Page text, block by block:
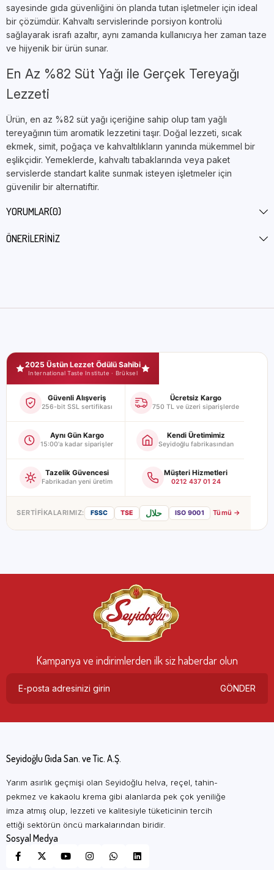
sayesinde gıda güvenliğini ön planda tutan işletmeler için ideal
bir çözümdür. Kahvaltı servislerinde porsiyon kontrolü
sağlayarak israfı azaltır, aynı zamanda kullanıcıya her zaman taze
ve hijyenik bir ürün sunar.
En Az %82 Süt Yağı ile Gerçek Tereyağı
Lezzeti
Ürün, en az %82 süt yağı içeriğine sahip olup tam yağlı
tereyağının tüm aromatik lezzetini taşır. Doğal lezzeti, sıcak
ekmek, simit, poğaça ve kahvaltılıkların yanında mükemmel bir
eşlikçidir. Yemeklerde, kahvaltı tabaklarında veya paket
servislerde standart kalite sunmak isteyen işletmeler için
güvenilir bir alternatiftir.
İşletmeler İçin Ekonomik ve Kullanışlı
Ambalaj
maksimum hijyen sunar.
Kahvaltı tabağı ve serpme kahvaltı servisleri
Otel açık büfe sunumları
Kafe ve restoran paket servisleri
Seyidoğlu’nun yıllardır süregelen kalite standartlarıyla üretilen bu
işletmelerin hem de bireysel tüketicilerin beklentilerini karşılar.
YORUMLAR(0)
ÖNERILERINIZ
Seyidoğlu Mağaza Güvence ve Sertifikalar
2025 Üstün Lezzet Ödülü Sahibi
International Taste Institute · Brüksel
Güvenli Alışveriş
256-bit SSL sertifikası
Ücretsiz Kargo
750 TL ve üzeri siparişlerde
Aynı Gün Kargo
15:00'a kadar siparişler
Kendi Üretimimiz
Seyidoğlu fabrikasından
Tazelik Güvencesi
Fabrikadan yeni üretim
Müşteri Hizmetleri
0212 437 01 24
SERTIFIKALARIMIZ: FSSC TSE حلال ISO 9001 Tümü →
Kampanya ve indirimlerden ilk siz haberdar olun
GÖNDER
Seyidoğlu Gıda San. ve Tic. A.Ş.
Yarım asırlık geçmişi olan Seyidoğlu helva, reçel, tahin-
pekmez ve kakaolu krema gibi alanlarda pek çok yeniliğe
imza atmış olup, lezzeti ve kalitesiyle tüketicinin tercih
ettiği sektörün öncü markalarından biridir.
Sosyal Medya